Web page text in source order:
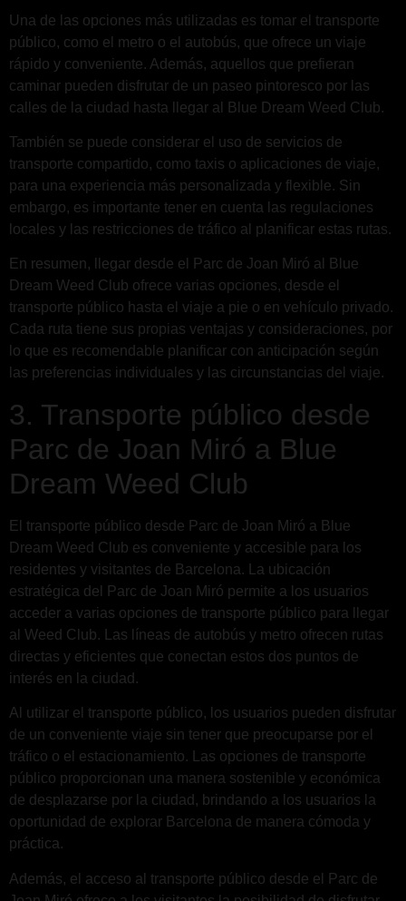
Una de las opciones más utilizadas es tomar el transporte
público, como el metro o el autobús, que ofrece un viaje
rápido y conveniente. Además, aquellos que prefieran
caminar pueden disfrutar de un paseo pintoresco por las
calles de la ciudad hasta llegar al Blue Dream Weed Club.
También se puede considerar el uso de servicios de
transporte compartido, como taxis o aplicaciones de viaje,
para una experiencia más personalizada y flexible. Sin
embargo, es importante tener en cuenta las regulaciones
locales y las restricciones de tráfico al planificar estas rutas.
En resumen, llegar desde el Parc de Joan Miró al Blue
Dream Weed Club ofrece varias opciones, desde el
transporte público hasta el viaje a pie o en vehículo privado.
Cada ruta tiene sus propias ventajas y consideraciones, por
lo que es recomendable planificar con anticipación según
las preferencias individuales y las circunstancias del viaje.
3. Transporte público desde
Parc de Joan Miró a Blue
Dream Weed Club
El transporte público desde Parc de Joan Miró a Blue
Dream Weed Club es conveniente y accesible para los
residentes y visitantes de Barcelona. La ubicación
estratégica del Parc de Joan Miró permite a los usuarios
acceder a varias opciones de transporte público para llegar
al Weed Club. Las líneas de autobús y metro ofrecen rutas
directas y eficientes que conectan estos dos puntos de
interés en la ciudad.
Al utilizar el transporte público, los usuarios pueden disfrutar
de un conveniente viaje sin tener que preocuparse por el
tráfico o el estacionamiento. Las opciones de transporte
público proporcionan una manera sostenible y económica
de desplazarse por la ciudad, brindando a los usuarios la
oportunidad de explorar Barcelona de manera cómoda y
práctica.
Además, el acceso al transporte público desde el Parc de